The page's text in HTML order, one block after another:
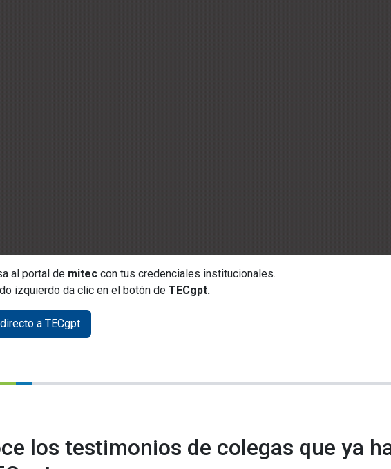
al portal de mitec con tus credenciales institucionales.
izquierdo da clic en el botón de TECgpt.
a TECgpt
los testimonios de colegas que ya